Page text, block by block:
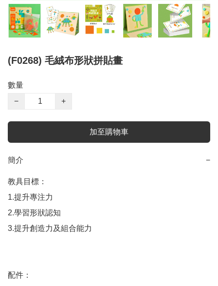
(F0268) 毛絨布形狀拼貼畫
數量
−
+
加至購物車
簡介 −
教具目標：
1.提升專注力
2.學習形狀認知
3.提升創造力及組合能力
配件：